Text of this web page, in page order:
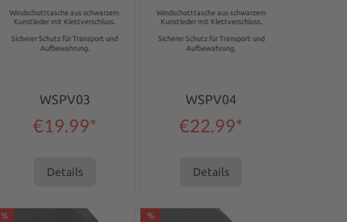
Windschotttasche aus schwarzem
Kunstleder mit Klettverschluss.
Sicherer Schutz für Transport und
Aufbewahrung.
WSPV03
€19.99*
Details
Windschotttasche aus schwarzem
Kunstleder mit Klettverschluss.
Sicherer Schutz für Transport und
Aufbewahrung.
WSPV04
€22.99*
Details
% %